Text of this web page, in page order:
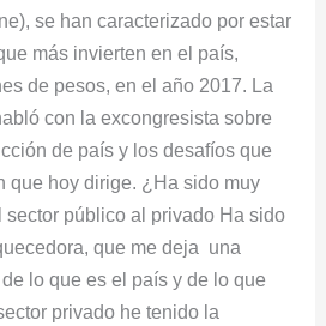
se han caracterizado por estar
más invierten en el país,
de pesos, en el año 2017. La
con la excongresista sobre
de país y los desafíos que
que hoy dirige. ¿Ha sido muy
público al privado Ha sido
que me deja una
lo que es el país y de lo que
privado he tenido la